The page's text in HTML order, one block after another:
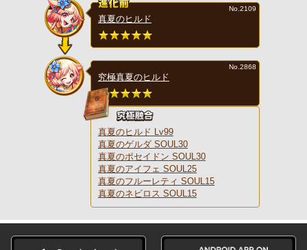
真夏のヒルド
No.2109
究極真夏のヒルド
No.2868
真夏のヒルド Lv99
真夏のゲルダ SOUL30
真夏のポセイドン SOUL30
真夏のアイフェ SOUL25
真夏のフルーレティ SOUL15
真夏のネビロス SOUL15